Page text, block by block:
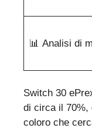
📊 Analisi di
Switch 30
di circa il 70%,
coloro che